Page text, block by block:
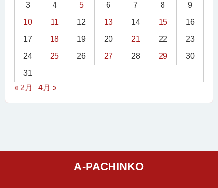
3 4 5 6 7 8 9
10 11 12 13 14 15 16
17 18 19 20 21 22 23
24 25 26 27 28 29 30
31
« 2月
4月 »